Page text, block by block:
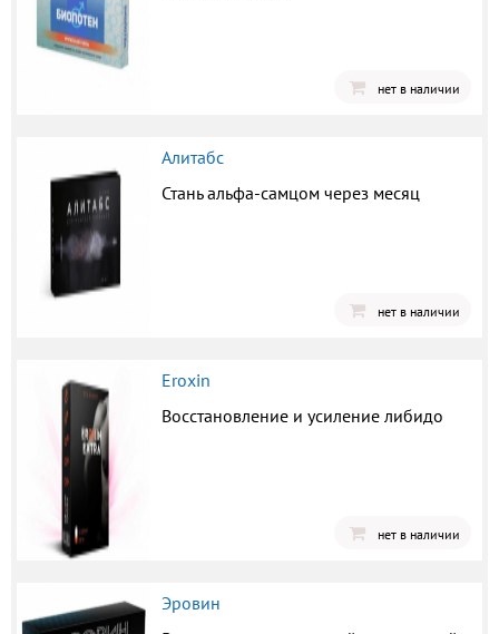
нет в наличии
Алитабс
Стань альфа-самцом через месяц
нет в наличии
Eroxin
Восстановление и усиление либидо
нет в наличии
Эровин